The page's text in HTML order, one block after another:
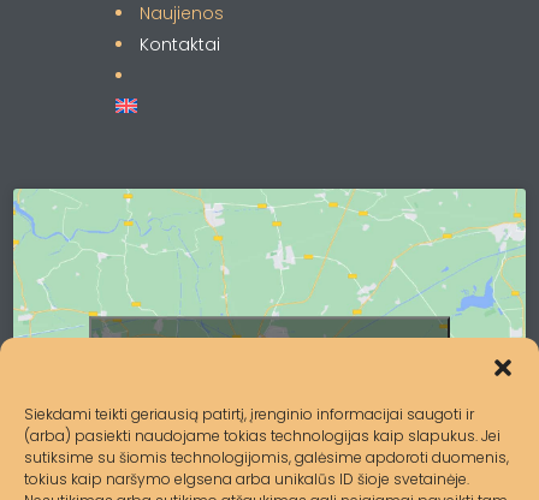
Siekdami teikti geriausią patirtį, įrenginio informacijai saugoti ir
(arba) pasiekti naudojame tokias technologijas kaip slapukus. Jei
sutiksime su šiomis technologijomis, galėsime apdoroti duomenis,
tokius kaip naršymo elgsena arba unikalūs ID šioje svetainėje.
Naujienos
Kontaktai
Spustelėkite, kad priimtumėte